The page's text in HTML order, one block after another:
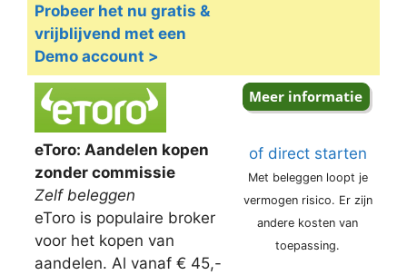
Probeer het nu gratis &
vrijblijvend met een
Demo account >
eToro: Aandelen kopen
zonder commissie
Zelf beleggen
eToro is populaire broker
voor het kopen van
aandelen. Al vanaf € 45,-
of direct starten
Met beleggen loopt je
vermogen risico. Er zijn
andere kosten van
toepassing.